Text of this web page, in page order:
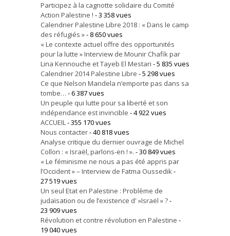
Participez à la cagnotte solidaire du Comité
Action Palestine ! - 3 358 vues
Calendrier Palestine Libre 2018 : « Dans le camp
des réfugiés »- 8 650 vues
« Le contexte actuel offre des opportunités
pour la lutte » Interview de Mounir Chafik par
Lina Kennouche et Tayeb El Mestari - 5 835 vues
Calendrier 2014 Palestine Libre - 5 298 vues
Ce que Nelson Mandela n’emporte pas dans sa
tombe… - 6 387 vues
Un peuple qui lutte pour sa liberté et son
indépendance est invincible - 4 922 vues
ACCUEIL- 355 170 vues
Nous contacter- 40 818 vues
Analyse critique du dernier ouvrage de Michel
Collon : « Israël, parlons-en ! ». - 30 849 vues
« Le féminisme ne nous a pas été appris par
l’Occident » – Interview de Fatma Oussedik-
27 519 vues
Un seul Etat en Palestine : Problème de
judaïsation ou de l’existence d' »Israël » ?-
23 909 vues
Révolution et contre révolution en Palestine -
19 040 vues